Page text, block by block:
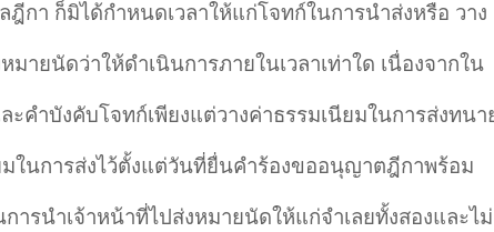
กา ก็มิได้กำหนดเวลาให้แก่โจทก์ในการนำส่งหรือ วาง
ายนัดว่าให้ดำเนินการภายในเวลาเท่าใด เนื่องจากใน
ะคำบังคับโจทก์เพียงแต่วางค่าธรรมเนียมในการส่งทนา
มในการส่งไว้ตั้งแต่วันที่ยื่นคำร้องขออนุญาตฎีกาพร้อม
ารนำเจ้าหน้าที่ไปส่งหมายนัดให้แก่จำเลยทั้งสองและไม่